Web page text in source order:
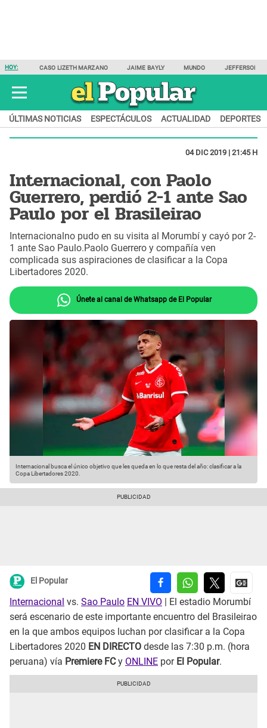
HOY: CASO LIZETH MARZANO JAIME BAYLY MUNDO JEFFERSON
ÚLTIMAS NOTICIAS ESPECTÁCULOS ACTUALIDAD DEPORTES
04 DIC 2019 | 21:45 H
Internacional, con Paolo
Guerrero, perdió 2-1 ante Sao
Paulo por el Brasileirao
Internacionalno pudo en su visita al Morumbí y cayó por 2-
1 ante Sao Paulo.Paolo Guerrero y compañía ven
complicada sus aspiraciones de clasificar a la Copa
Libertadores 2020.
Únete al canal de Whatsapp de El Popular
Internacional busca el único objetivo que les queda en lo que resta del año: clasificar a la
Copa Libertadores 2020.
El Popular
Internacional vs. Sao Paulo EN VIVO | El estadio Morumbí
será escenario de este importante encuentro del Brasileirao
en la que ambos equipos luchan por clasificar a la Copa
Libertadores 2020 EN DIRECTO desde las 7:30 p.m. (hora
peruana) vía Premiere FCy ONLINE por El Popular.